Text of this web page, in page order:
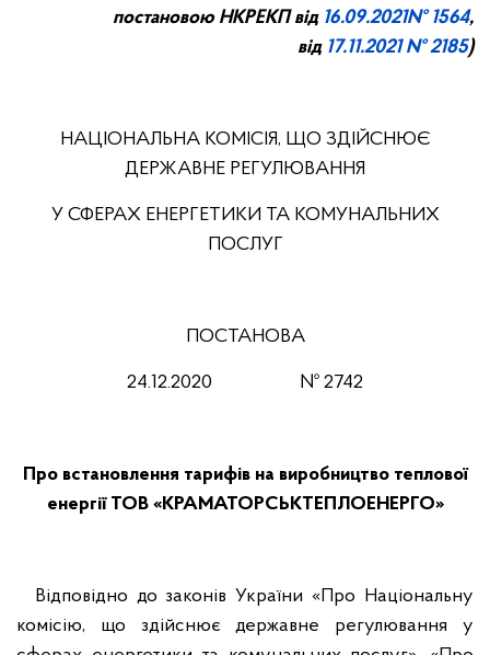
постановою НКРЕКП від 16.09.2021№ 1564,
від 17.11.2021 № 2185)
НАЦІОНАЛЬНА КОМІСІЯ, ЩО ЗДІЙСНЮЄ
ДЕРЖАВНЕ РЕГУЛЮВАННЯ
У СФЕРАХ ЕНЕРГЕТИКИ ТА КОМУНАЛЬНИХ
ПОСЛУГ
ПОСТАНОВА
24.12.2020 № 2742
Про встановлення тарифів на виробництво теплової
енергії ТОВ «КРАМАТОРСЬКТЕПЛОЕНЕРГО»
Відповідно до законів України «Про Національну
комісію, що здійснює державне регулювання у